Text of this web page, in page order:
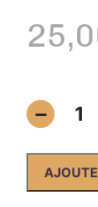
quantité
de
AD28
2026
1